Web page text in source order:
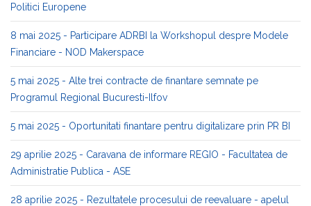
Politici Europene
8 mai 2025 - Participare ADRBI la Workshopul despre Modele
Financiare - NOD Makerspace
5 mai 2025 - Alte trei contracte de finantare semnate pe
Programul Regional Bucuresti-Ilfov
5 mai 2025 - Oportunitati finantare pentru digitalizare prin PR BI
29 aprilie 2025 - Caravana de informare REGIO - Facultatea de
Administratie Publica - ASE
28 aprilie 2025 - Rezultatele procesului de reevaluare - apelul